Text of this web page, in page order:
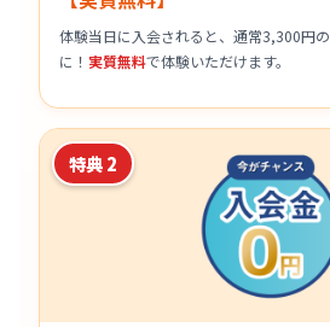
体験当日に入会されると、通常3,300円
に！実質無料で体験いただけます。
特典 2